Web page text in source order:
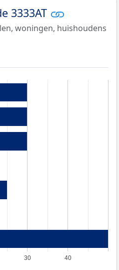
3333AT
woningen, huishoudens
30 40